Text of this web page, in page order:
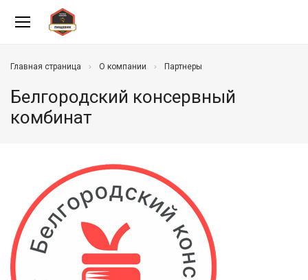
Главная страница О компании Партнеры
Белгородский консервный
комбинат